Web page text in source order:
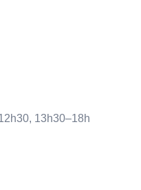
13h30–18h